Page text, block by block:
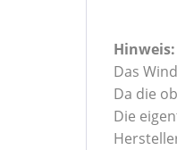
Hinweis:
Das
Da die
Die